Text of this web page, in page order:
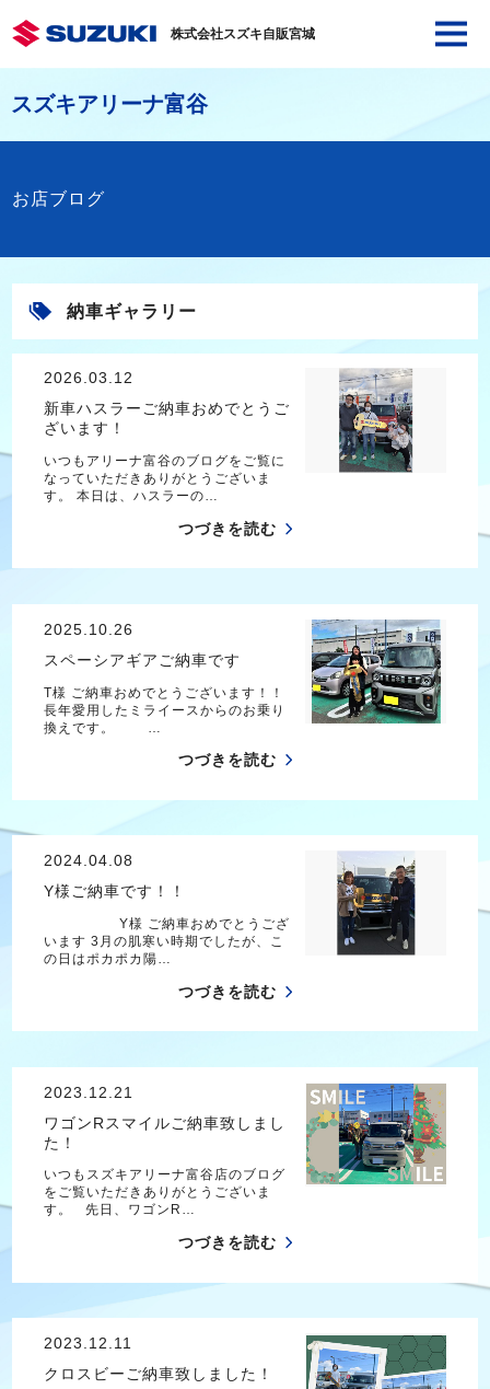
株式会社スズキ自販宮城
スズキアリーナ富谷
お店ブログ
納車ギャラリー
2026.03.12
新車ハスラーご納車おめでとうご
ざいます！
いつもアリーナ富谷のブログをご覧に
なっていただきありがとうございま
す。 本日は、ハスラーの…
つづきを読む
2025.10.26
スペーシアギアご納車です
T様 ご納車おめでとうございます！！
長年愛用したミライースからのお乗り
換えです。 …
つづきを読む
2024.04.08
Y様ご納車です！！
Y様 ご納車おめでとうござ
います 3月の肌寒い時期でしたが、こ
の日はポカポカ陽…
つづきを読む
2023.12.21
ワゴンRスマイルご納車致しまし
た！
いつもスズキアリーナ富谷店のブログ
をご覧いただきありがとうございま
す。 先日、ワゴンR…
つづきを読む
2023.12.11
クロスビーご納車致しました！